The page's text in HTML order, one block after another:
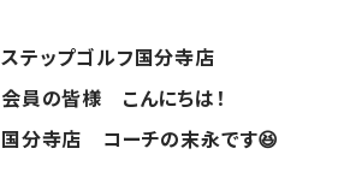
ステップゴルフ国分寺店
会員の皆様 こんにちは！
国分寺店 コーチの末永です😆